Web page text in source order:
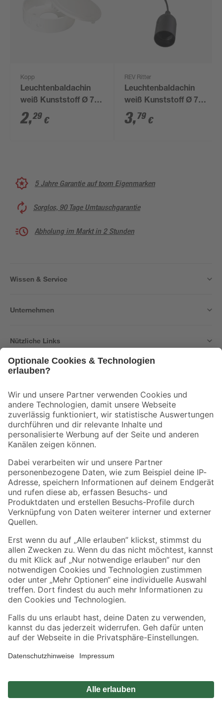
Kopp
Leuchtenbaldachin
weiß Kunststoff Ø 7,5
cm
2,29 €
REV Ritter
Leuchtenbaldachin
weiß Kunststoff Ø 7 x
2,4 cm
3,79 €
5 Jahre Garantie auf toom Eigenmarken
Sorglos, 90 Tage Umtauschgarantie
Abholung im Markt in 2 Stunden
Wissen & Service
Unternehmen
Nützliche Links
Der toom Newsletter: Keine Angebote und Aktionen mehr verpassen!
Zur Newsletter Anmeldung
Folge uns
Zahlungsarten Versandarten
Sicher einkaufen
Jetzt die toom-App herunterladen
Alle Preisangaben in EUR inkl. gesetzl. MwSt.. Die dargestellten Angebote sind unter
Umständen nicht in allen Märkten verfügbar. Die angegebenen Verfügbarkeiten beziehen
Produkte nur solange der Vorrat reicht.
*Paketversand ab 59 € versandkostenfrei, gilt nicht für Artikel mit Speditionsversand, hier
Privatsphäre Impressum
Nutzungsbedingungen
Widerrufsrecht Vertrag widerrufen